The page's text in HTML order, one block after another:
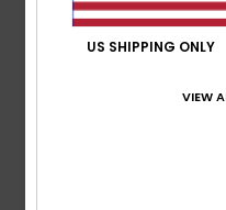
US SHIPPING ONLY
VIEW